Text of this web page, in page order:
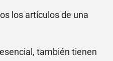
los artículos de una
también tienen